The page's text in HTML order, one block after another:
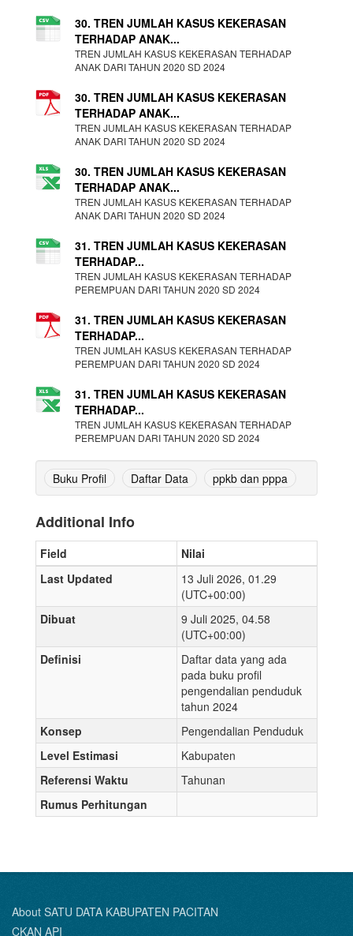
30. TREN JUMLAH KASUS KEKERASAN
TERHADAP ANAK...
TREN JUMLAH KASUS KEKERASAN TERHADAP
ANAK DARI TAHUN 2020 SD 2024
30. TREN JUMLAH KASUS KEKERASAN
TERHADAP ANAK...
TREN JUMLAH KASUS KEKERASAN TERHADAP
ANAK DARI TAHUN 2020 SD 2024
30. TREN JUMLAH KASUS KEKERASAN
TERHADAP ANAK...
TREN JUMLAH KASUS KEKERASAN TERHADAP
ANAK DARI TAHUN 2020 SD 2024
31. TREN JUMLAH KASUS KEKERASAN
TERHADAP...
TREN JUMLAH KASUS KEKERASAN TERHADAP
PEREMPUAN DARI TAHUN 2020 SD 2024
31. TREN JUMLAH KASUS KEKERASAN
TERHADAP...
TREN JUMLAH KASUS KEKERASAN TERHADAP
PEREMPUAN DARI TAHUN 2020 SD 2024
31. TREN JUMLAH KASUS KEKERASAN
TERHADAP...
TREN JUMLAH KASUS KEKERASAN TERHADAP
PEREMPUAN DARI TAHUN 2020 SD 2024
Buku Profil Daftar Data ppkb dan pppa
Additional Info
Field
Nilai
Last Updated
13 Juli 2026, 01.29
(UTC+00:00)
Dibuat
9 Juli 2025, 04.58
(UTC+00:00)
Definisi
Daftar data yang ada
pada buku profil
pengendalian penduduk
tahun 2024
Konsep
Pengendalian Penduduk
Level Estimasi
Kabupaten
Referensi Waktu
Tahunan
Rumus Perhitungan
About SATU DATA KABUPATEN PACITAN
CKAN API